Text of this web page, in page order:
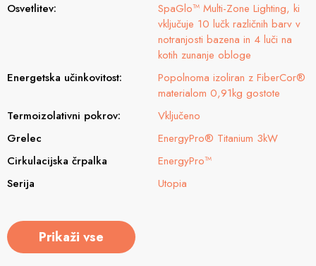
Osvetlitev:
SpaGlo™ Multi-Zone Lighting, ki
vključuje 10 lučk različnih barv v
notranjosti bazena in 4 luči na
kotih zunanje obloge
Energetska učinkovitost:
Popolnoma izoliran z FiberCor®
materialom 0,91kg gostote
Termoizolativni pokrov:
Vključeno
Grelec
EnergyPro® Titanium 3kW
Cirkulacijska črpalka
EnergyPro™
Serija
Utopia
Prikaži vse